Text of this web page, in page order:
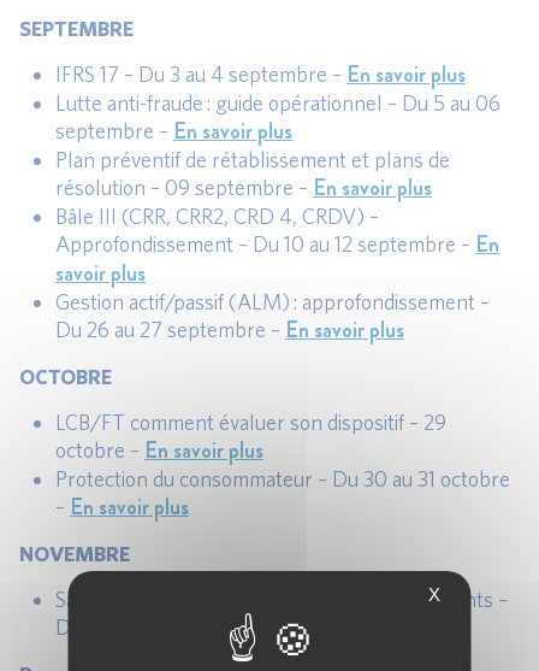
SEPTEMBRE
IFRS 17 – Du 3 au 4 septembre – En savoir plus
Lutte anti-fraude : guide opérationnel – Du 5 au 06
septembre – En savoir plus
Plan préventif de rétablissement et plans de
résolution – 09 septembre – En savoir plus
Bâle III (CRR, CRR2, CRD 4, CRDV) –
Approfondissement – Du 10 au 12 septembre – En
savoir plus
Gestion actif/passif (ALM) : approfondissement –
Du 26 au 27 septembre – En savoir plus
OCTOBRE
LCB/FT comment évaluer son dispositif – 29
octobre – En savoir plus
Protection du consommateur – Du 30 au 31 octobre
– En savoir plus
NOVEMBRE
Savoir animer et gérer des contrôles permanents –
Du 5 au 6 novembre –
En savoir plus
X